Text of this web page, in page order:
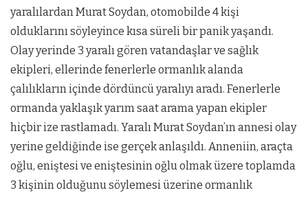
yaralılardan Murat Soydan, otomobilde 4 kişi
olduklarını söyleyince kısa süreli bir panik yaşandı.
Olay yerinde 3 yaralı gören vatandaşlar ve sağlık
ekipleri, ellerinde fenerlerle ormanlık alanda
çalılıkların içinde dördüncü yaralıyı aradı. Fenerlerle
ormanda yaklaşık yarım saat arama yapan ekipler
hiçbir ize rastlamadı. Yaralı Murat Soydan’ın annesi olay
yerine geldiğinde ise gerçek anlaşıldı. Anneniin, araçta
oğlu, eniştesi ve eniştesinin oğlu olmak üzere toplamda
3 kişinin olduğunu söylemesi üzerine ormanlık